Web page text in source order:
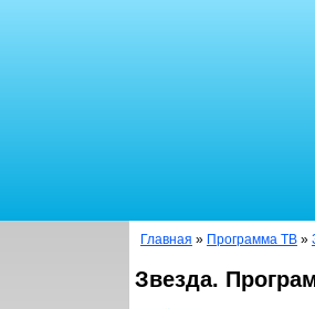
Главная » Программа ТВ »
Звезда.